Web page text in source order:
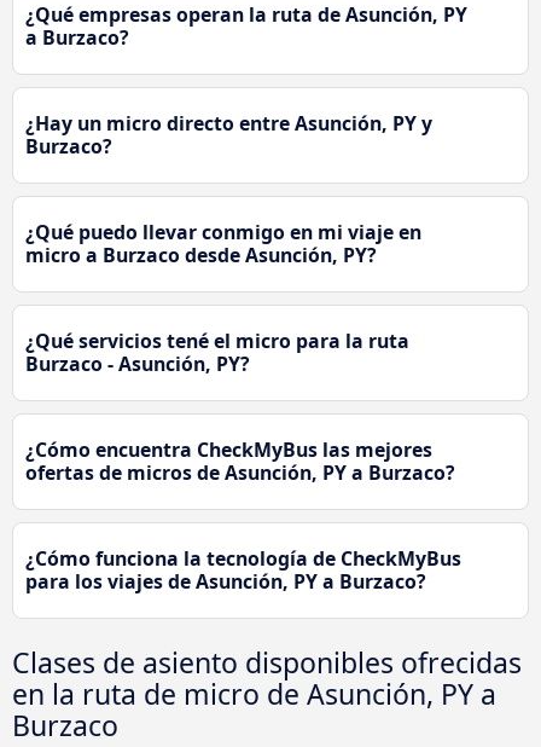
¿Qué empresas operan la ruta de Asunción, PY
a Burzaco?
¿Hay un micro directo entre Asunción, PY y
Burzaco?
¿Qué puedo llevar conmigo en mi viaje en
micro a Burzaco desde Asunción, PY?
¿Qué servicios tené el micro para la ruta
Burzaco - Asunción, PY?
¿Cómo encuentra CheckMyBus las mejores
ofertas de micros de Asunción, PY a Burzaco?
¿Cómo funciona la tecnología de CheckMyBus
para los viajes de Asunción, PY a Burzaco?
Clases de asiento disponibles ofrecidas
en la ruta de micro de Asunción, PY a
Burzaco